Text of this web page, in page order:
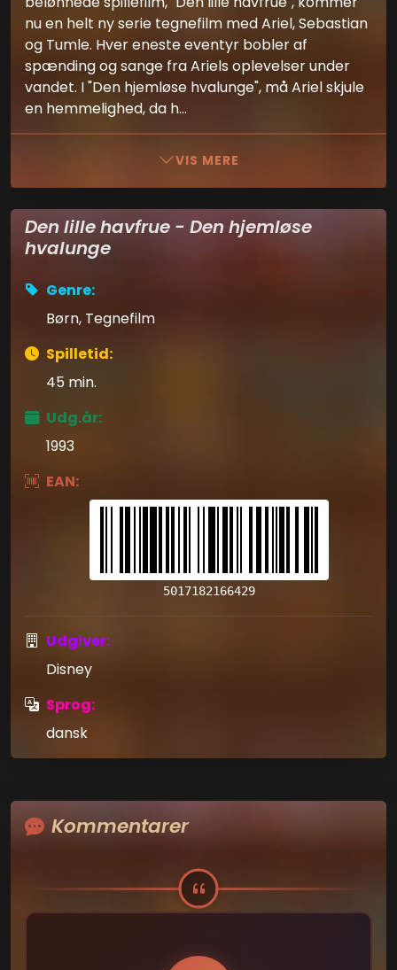
nu en helt ny serie tegnefilm med Ariel, Sebastian
og Tumle. Hver eneste eventyr bobler af
spænding og sange fra Ariels oplevelser under
vandet. I "Den hjemløse hvalunge", må Ariel skjule
en hemmelighed, da h...
VIS MERE
Den lille havfrue - Den hjemløse
hvalunge
Genre:
Børn, Tegnefilm
Spilletid:
45 min.
Udg.år:
1993
EAN:
5017182166429
Udgiver:
Disney
Sprog:
dansk
Kommentarer